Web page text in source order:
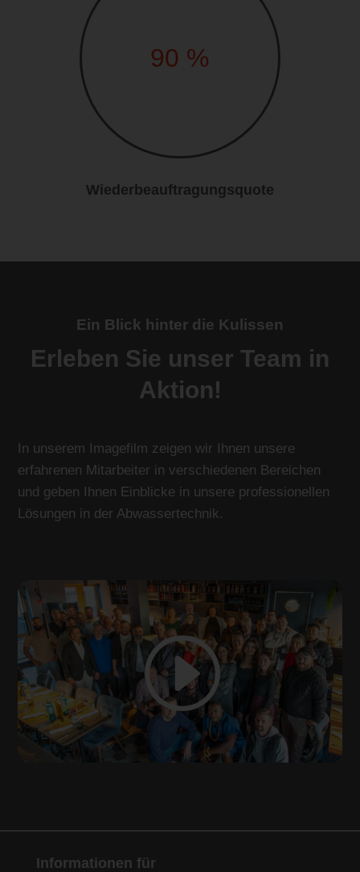
90 %
Wiederbeauftragungsquote
Ein Blick hinter die Kulissen
Erleben Sie unser Team in
Aktion!
In unserem Imagefilm zeigen wir Ihnen unsere
erfahrenen Mitarbeiter in verschiedenen Bereichen
und geben Ihnen Einblicke in unsere professionellen
Lösungen in der Abwassertechnik.
Informationen für